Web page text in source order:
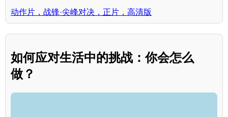
动作片，战锋·尖峰对决，正片，高清版
如何应对生活中的挑战：你会怎么
做？